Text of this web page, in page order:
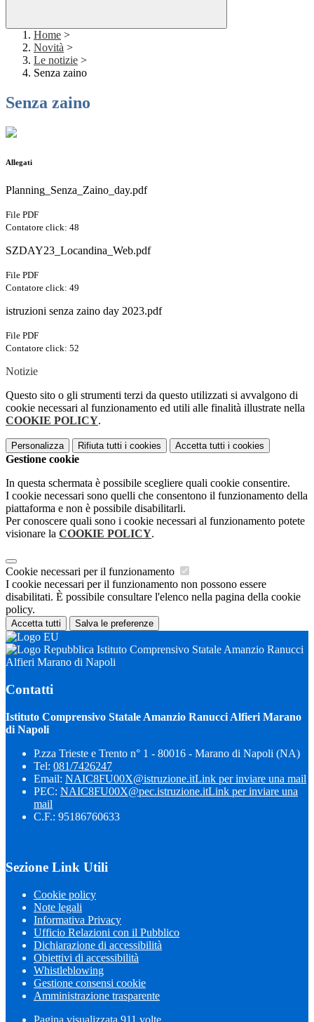
Home >
Novità >
Le notizie >
Senza zaino
Senza zaino
Allegati
Planning_Senza_Zaino_day.pdf
File PDF
Contatore click: 48
SZDAY23_Locandina_Web.pdf
File PDF
Contatore click: 49
istruzioni senza zaino day 2023.pdf
File PDF
Contatore click: 52
Notizie
Questo sito o gli strumenti terzi da questo utilizzati si avvalgono di
cookie necessari al funzionamento ed utili alle finalità illustrate nella
COOKIE POLICY.
Personalizza Rifiuta tutti i cookies Accetta tutti i cookies
Gestione cookie
In questa schermata è possibile scegliere quali cookie consentire.
I cookie necessari sono quelli che consentono il funzionamento della
piattaforma e non è possibile disabilitarli.
Per conoscere quali sono i cookie necessari al funzionamento potete
visionare la COOKIE POLICY.
Cookie necessari per il funzionamento
I cookie necessari per il funzionamento non possono essere
disabilitati. È possibile consultare l'elenco nella pagina della cookie
policy.
Accetta tutti Salva le preferenze
Istituto Comprensivo Statale Amanzio Ranucci
Alfieri Marano di Napoli
Contatti
Istituto Comprensivo Statale Amanzio Ranucci Alfieri Marano
di Napoli
P.zza Trieste e Trento n° 1 - 80016 - Marano di Napoli (NA)
Tel: 081/7426247
Email: NAIC8FU00X@istruzione.itLink per inviare una mail
PEC: NAIC8FU00X@pec.istruzione.itLink per inviare una
mail
C.F.: 95186760633
Sezione Link Utili
Cookie policy
Note legali
Informativa Privacy
Ufficio Relazioni con il Pubblico
Dichiarazione di accessibilità
Obiettivi di accessibilità
Whistleblowing
Gestione consensi cookie
Amministrazione trasparente
Pagina visualizzata 911 volte